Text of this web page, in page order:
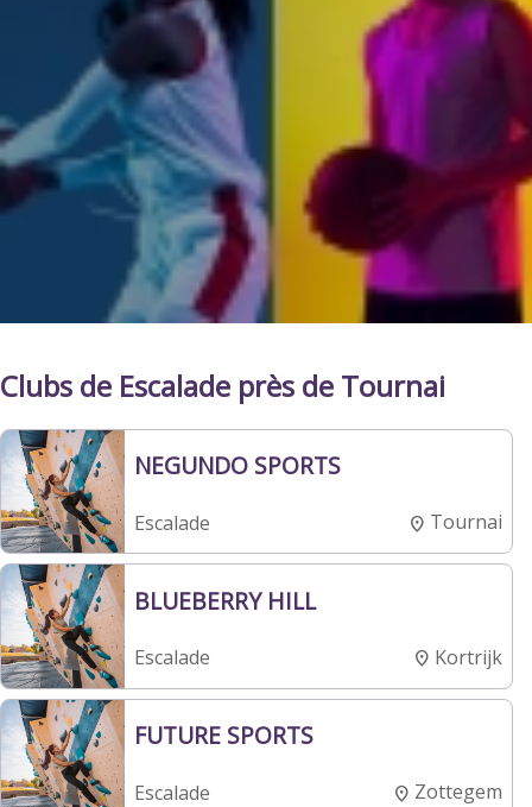
Clubs de Escalade près de Tournai
NEGUNDO SPORTS
Escalade Tournai
BLUEBERRY HILL
Escalade Kortrijk
FUTURE SPORTS
Escalade Zottegem